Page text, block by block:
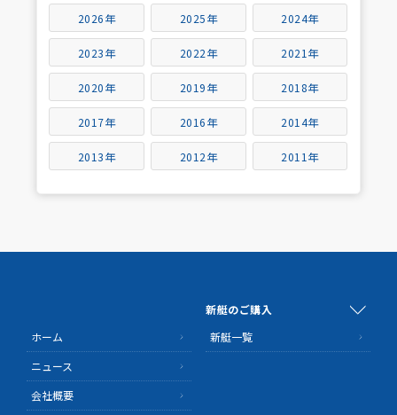
2026年 2025年 2024年
2023年 2022年 2021年
2020年 2019年 2018年
2017年 2016年 2014年
2013年 2012年 2011年
ホーム
ニュース
会社概要
新艇のご購入
新艇一覧